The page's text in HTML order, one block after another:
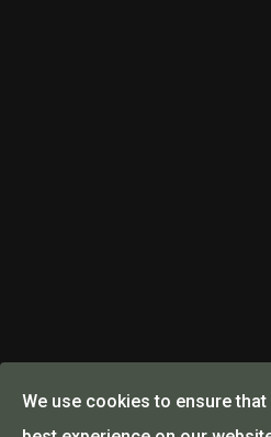
We use cookies to ensure